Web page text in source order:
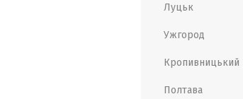
Луцьк
Ужгород
Кропивницький
Полтава